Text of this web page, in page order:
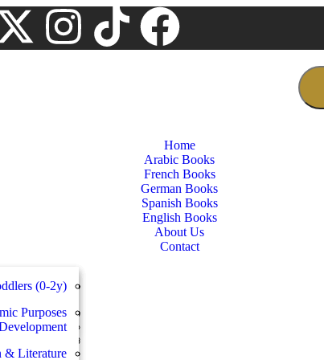
Home
Arabic Books
سلسلة
سلسلة
French Books
et bambins
adolescents
des objectifs
German Books
Ägypten
Grammatik
Spanish Books
and Skills
Lectura
English Books
(0-2y)
Purposes
& Literature
About Us
Contact